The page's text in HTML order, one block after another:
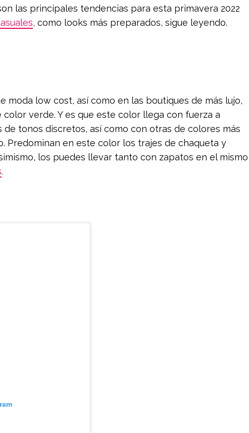
las principales tendencias para esta primavera 2022
, como looks más preparados, sigue leyendo.
moda low cost, así como en las boutiques de más lujo,
verde. Y es que este color llega con fuerza a
tonos discretos, así como con otras de colores más
Predominan en este color los trajes de chaqueta y
los puedes llevar tanto con zapatos en el mismo
.